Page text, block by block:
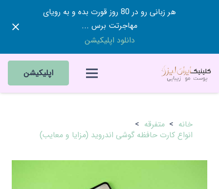
هر زبانی رو در 80 روز قورت بده و به رویای
مهاجرتت برس ...
دانلود اپلیکیشن
اپلیکیشن
خانه > متفرقه >
انواع کارت حافظه گوشی اندروید (مزایا و معایب)